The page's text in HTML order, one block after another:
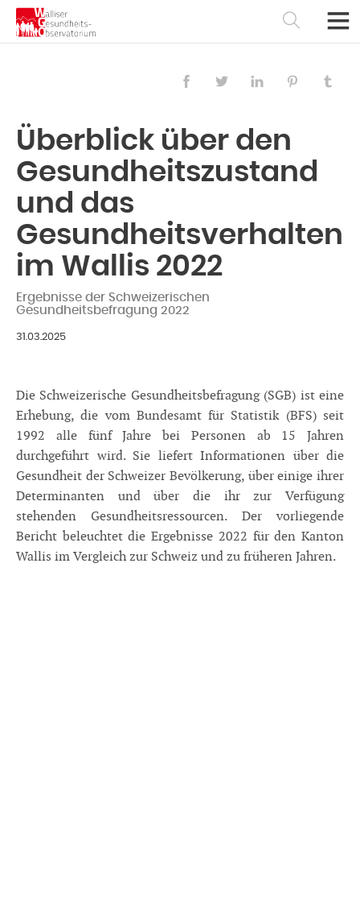
Überblick über den
Gesundheitszustand
und das
Gesundheitsverhalten
im Wallis 2022
Ergebnisse der Schweizerischen
Gesundheitsbefragung 2022
31.03.2025
Die Schweizerische Gesundheitsbefragung (SGB) ist eine
Erhebung, die vom Bundesamt für Statistik (BFS) seit
1992 alle fünf Jahre bei Personen ab 15 Jahren
durchgeführt wird. Sie liefert Informationen über die
Gesundheit der Schweizer Bevölkerung, über einige ihrer
Determinanten und über die ihr zur Verfügung
stehenden Gesundheitsressourcen. Der vorliegende
Bericht beleuchtet die Ergebnisse 2022 für den Kanton
Wallis im Vergleich zur Schweiz und zu früheren Jahren.